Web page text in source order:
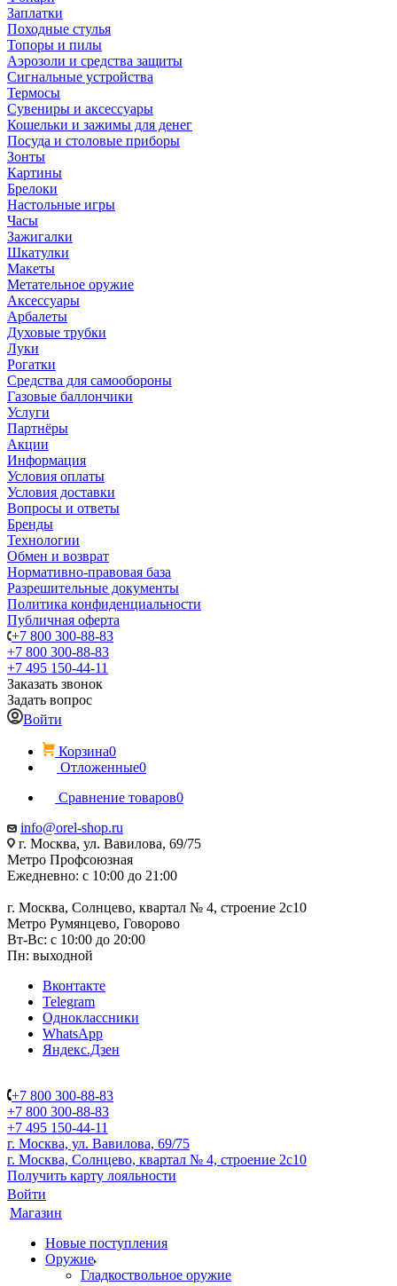
Заплатки
Походные стулья
Топоры и пилы
Аэрозоли и средства защиты
Сигнальные устройства
Термосы
Сувениры и аксессуары
Кошельки и зажимы для денег
Посуда и столовые приборы
Зонты
Картины
Брелоки
Настольные игры
Часы
Зажигалки
Шкатулки
Макеты
Метательное оружие
Аксессуары
Арбалеты
Духовые трубки
Луки
Рогатки
Средства для самообороны
Газовые баллончики
Услуги
Партнёры
Акции
Информация
Условия оплаты
Условия доставки
Вопросы и ответы
Бренды
Технологии
Обмен и возврат
Нормативно-правовая база
Разрешительные документы
Политика конфиденциальности
Публичная оферта
+7 800 300-88-83
+7 800 300-88-83
+7 495 150-44-11
Заказать звонок
Задать вопрос
Войти
Корзина0
Отложенные0
Сравнение товаров0
info@orel-shop.ru
г. Москва, ул. Вавилова, 69/75
Метро Профсоюзная
Ежедневно: с 10:00 до 21:00
г. Москва, Солнцево, квартал № 4, строение 2с10
Метро Румянцево, Говорово
Вт-Вс: с 10:00 до 20:00
Пн: выходной
Вконтакте
Telegram
Одноклассники
WhatsApp
Яндекс.Дзен
+7 800 300-88-83
+7 800 300-88-83
+7 495 150-44-11
г. Москва, ул. Вавилова, 69/75
г. Москва, Солнцево, квартал № 4, строение 2с10
Получить карту лояльности
Войти
Магазин
Новые поступления
Оружие
Гладкоствольное оружие